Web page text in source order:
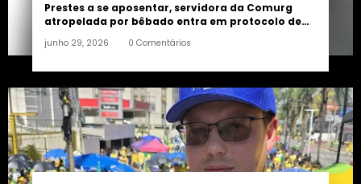
Prestes a se aposentar, servidora da Comurg
atropelada por bêbado entra em protocolo de
junho 29, 2026 0 Comentários